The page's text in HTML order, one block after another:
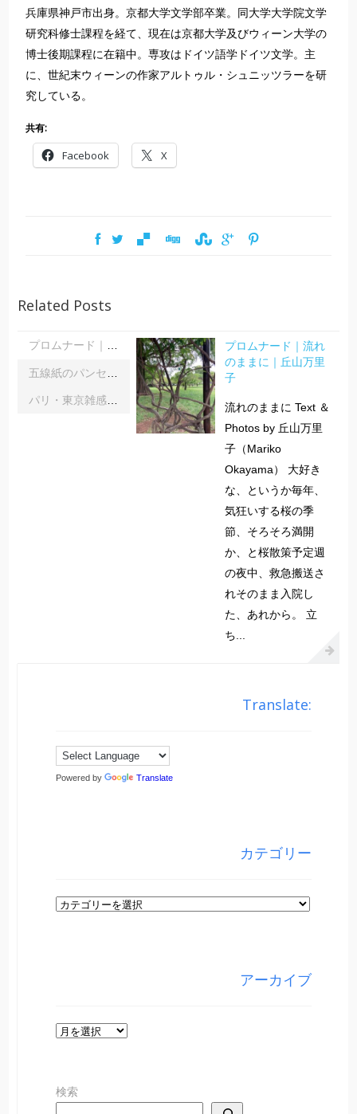
兵庫県神戸市出身。京都大学文学部卒業。同大学大学院文学
研究科修士課程を経て、現在は京都大学及びウィーン大学の
博士後期課程に在籍中。専攻はドイツ語学ドイツ文学。主
に、世紀末ウィーンの作家アルトゥル・シュニッツラーを研
究している。
共有:
Facebook X
Related Posts
プロムナード｜流れのままに｜丘山万里子
プロムナード｜流れ
のままに｜丘山万里
子
流れのままに Text ＆
Photos by 丘山万里
子（Mariko
Okayama） 大好き
な、というか毎年、
気狂いする桜の季
節、そろそろ満開
か、と桜散策予定週
の夜中、救急搬送さ
れそのまま入院し
た、あれから。 立
ち...
Translate:
Powered by Translate
カテゴリー
カ
アーカイブ
ア
イ
検索